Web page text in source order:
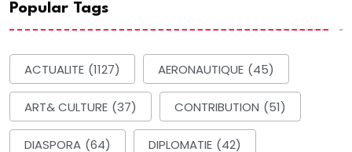
Popular Tags
ACTUALITE (1127) AERONAUTIQUE (45)
ART& CULTURE (37) CONTRIBUTION (51)
DIASPORA (64) DIPLOMATIE (42)